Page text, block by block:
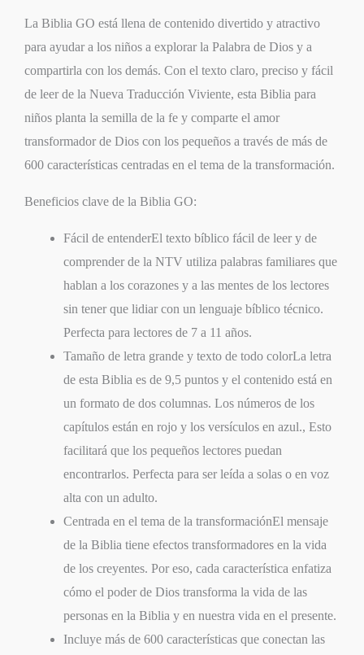
transforma
cantidad
La Biblia GO está llena de contenido divertido y atractivo
para ayudar a los niños a explorar la Palabra de Dios y a
compartirla con los demás. Con el texto claro, preciso y fácil
de leer de la Nueva Traducción Viviente, esta Biblia para
niños planta la semilla de la fe y comparte el amor
transformador de Dios con los pequeños a través de más de
600 características centradas en el tema de la transformación.
Beneficios clave de la Biblia GO:
Fácil de entenderEl texto bíblico fácil de leer y de
comprender de la NTV utiliza palabras familiares que
hablan a los corazones y a las mentes de los lectores
sin tener que lidiar con un lenguaje bíblico técnico.
Perfecta para lectores de 7 a 11 años.
Tamaño de letra grande y texto de todo colorLa letra
de esta Biblia es de 9,5 puntos y el contenido está en
un formato de dos columnas. Los números de los
capítulos están en rojo y los versículos en azul., Esto
facilitará que los pequeños lectores puedan
encontrarlos. Perfecta para ser leída a solas o en voz
alta con un adulto.
Centrada en el tema de la transformaciónEl mensaje
de la Biblia tiene efectos transformadores en la vida
de los creyentes. Por eso, cada característica enfatiza
cómo el poder de Dios transforma la vida de las
personas en la Biblia y en nuestra vida en el presente.
Incluye más de 600 características que conectan las